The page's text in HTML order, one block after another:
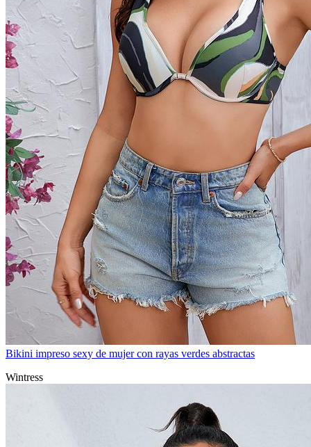
Bikini impreso sexy de mujer con rayas verdes abstractas
Wintress